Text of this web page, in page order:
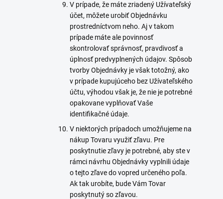
V prípade, že máte zriadený Užívateľský
účet, môžete urobiť Objednávku
prostredníctvom neho. Aj v takom
prípade máte ale povinnosť
skontrolovať správnosť, pravdivosť a
úplnosť predvyplnených údajov. Spôsob
tvorby Objednávky je však totožný, ako
v prípade kupujúceho bez Užívateľského
účtu, výhodou však je, že nie je potrebné
opakovane vyplňovať Vaše
identifikačné údaje.
V niektorých prípadoch umožňujeme na
nákup Tovaru využiť zľavu. Pre
poskytnutie zľavy je potrebné, aby ste v
rámci návrhu Objednávky vyplnili údaje
o tejto zľave do vopred určeného poľa.
Ak tak urobíte, bude Vám Tovar
poskytnutý so zľavou.